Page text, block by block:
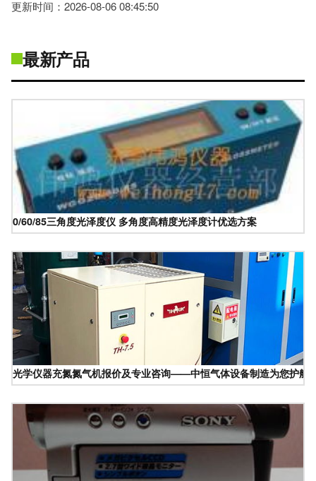
更新时间：2026-08-06 08:45:50
最新产品
0/60/85三角度光泽度仪 多角度高精度光泽度计优选方案
光学仪器充氮氮气机报价及专业咨询——中恒气体设备制造为您护航